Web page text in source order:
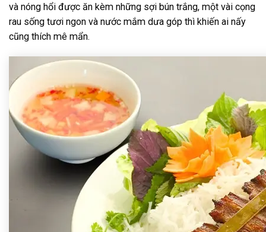
và nóng hổi được ăn kèm những sợi bún trắng, một vài cọng
rau sống tươi ngon và nước mắm dưa góp thì khiến ai nấy
cũng thích mê mẩn.